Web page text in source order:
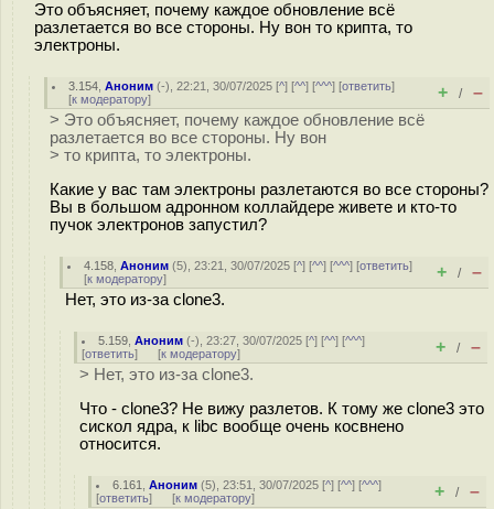
Это объясняет, почему каждое обновление всё
разлетается во все стороны. Ну вон то крипта, то
электроны.
3.154 ,Аноним (-), 22:21, 30/07/2025 [^] [^^] [^^^] [ответить]
[к модератору] + / –
> Это объясняет, почему каждое обновление всё
разлетается во все стороны. Ну вон
> то крипта, то электроны.
Какие у вас там электроны разлетаются во все стороны?
Вы в большом адронном коллайдере живете и кто-то
пучок электронов запустил?
4.158 ,Аноним (5), 23:21, 30/07/2025 [^] [^^] [^^^] [ответить]
[к модератору] + / –
Нет, это из-за clone3.
5.159 ,Аноним (-), 23:27, 30/07/2025 [^] [^^] [^^^]
[ответить] [к модератору] + / –
> Нет, это из-за clone3.
Что - clone3? Не вижу разлетов. К тому же clone3 это
сискол ядра, к libc вообще очень косвнено
относится.
6.161 ,Аноним (5), 23:51, 30/07/2025 [^] [^^] [^^^]
[ответить] [к модератору] + / –